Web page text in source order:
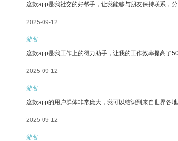
这款app是我社交的好帮手，让我能够与朋友保持联系，分
2025-09-12
游客
这款app是我工作上的得力助手，让我的工作效率提高了
2025-09-12
游客
这款app的用户群体非常庞大，我可以结识到来自世界各地
2025-09-12
游客